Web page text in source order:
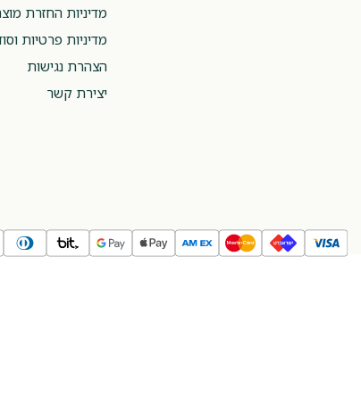
מדיניות החזרת
מדיניות פרטיות
הצהרת נגישות
יצירת קשר